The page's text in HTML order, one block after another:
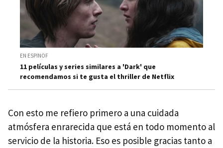
EN ESPINOF
11 películas y series similares a 'Dark' que
recomendamos si te gusta el thriller de Netflix
Con esto me refiero primero a una cuidada
atmósfera enrarecida que está en todo momento al
servicio de la historia. Eso es posible gracias tanto a